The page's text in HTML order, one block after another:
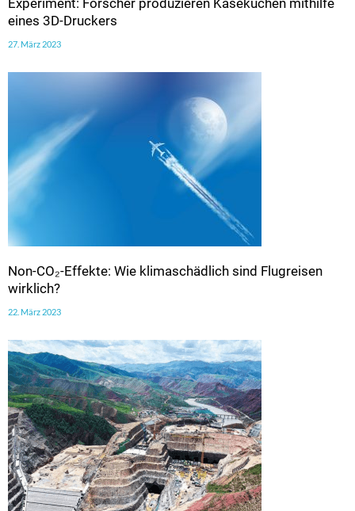
Experiment: Forscher produzieren Käsekuchen mithilfe
eines 3D-Druckers
27. März 2023
Non-CO₂-Effekte: Wie klimaschädlich sind Flugreisen
wirklich?
22. März 2023